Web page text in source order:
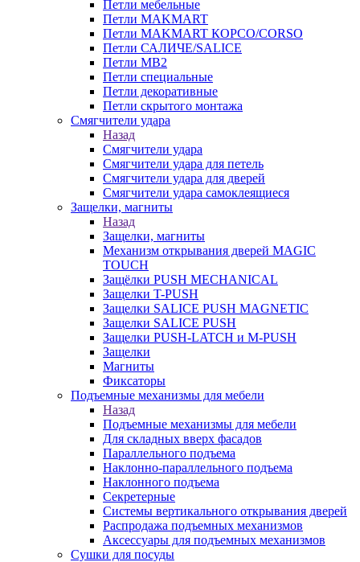
Петли мебельные
Петли MAKMART
Петли MAKMART КОРСО/CORSO
Петли САЛИЧЕ/SALICE
Петли MB2
Петли специальные
Петли декоративные
Петли скрытого монтажа
Смягчители удара
Назад
Смягчители удара
Смягчители удара для петель
Смягчители удара для дверей
Cмягчители удара самоклеящиеся
Защелки, магниты
Назад
Защелки, магниты
Механизм открывания дверей MAGIC
TOUCH
Защёлки PUSH MECHANICAL
Защелки T-PUSH
Защелки SALICE PUSH MAGNETIC
Защелки SALICE PUSH
Защелки PUSH-LATCH и M-PUSH
Защелки
Магниты
Фиксаторы
Подъемные механизмы для мебели
Назад
Подъемные механизмы для мебели
Для складных вверх фасадов
Параллельного подъема
Наклонно-параллельного подъема
Наклонного подъема
Секретерные
Системы вертикального открывания дверей
Распродажа подъемных механизмов
Аксессуары для подъемных механизмов
Сушки для посуды